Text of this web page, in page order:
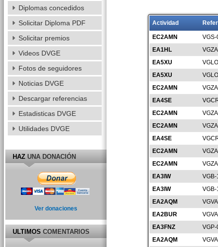
Actividad
EC2AMN
VGS-
EA1HL
EA5XU
EA5XU
EC2AMN
EA4SE
EC2AMN
EC2AMN
EA4SE
EC2AMN
EC2AMN
EA3IW
VGB-
EA3IW
VGB-
EA2AQM
EA2BUR
EA3FNZ
EA2AQM
Diplomas concedidos
Solicitar Diploma PDF
Solicitar premios
Videos DVGE
Fotos de seguidores
Noticias DVGE
Descargar referencias
Estadisticas DVGE
Utilidades DVGE
HAZUNA DONACIÓN
Ver donaciones
ULTIMOSCOMENTARIOS